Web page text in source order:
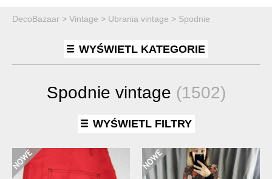
DecoBazaar > Vintage > Ubrania vintage > Spodnie
WYŚWIETL KATEGORIE
Spodnie vintage (1502)
WYŚWIETL FILTRY